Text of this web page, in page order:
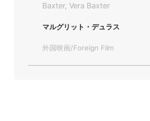
Baxter, Vera Baxter
マルグリット・デュラス
外国映画/Foreign Film